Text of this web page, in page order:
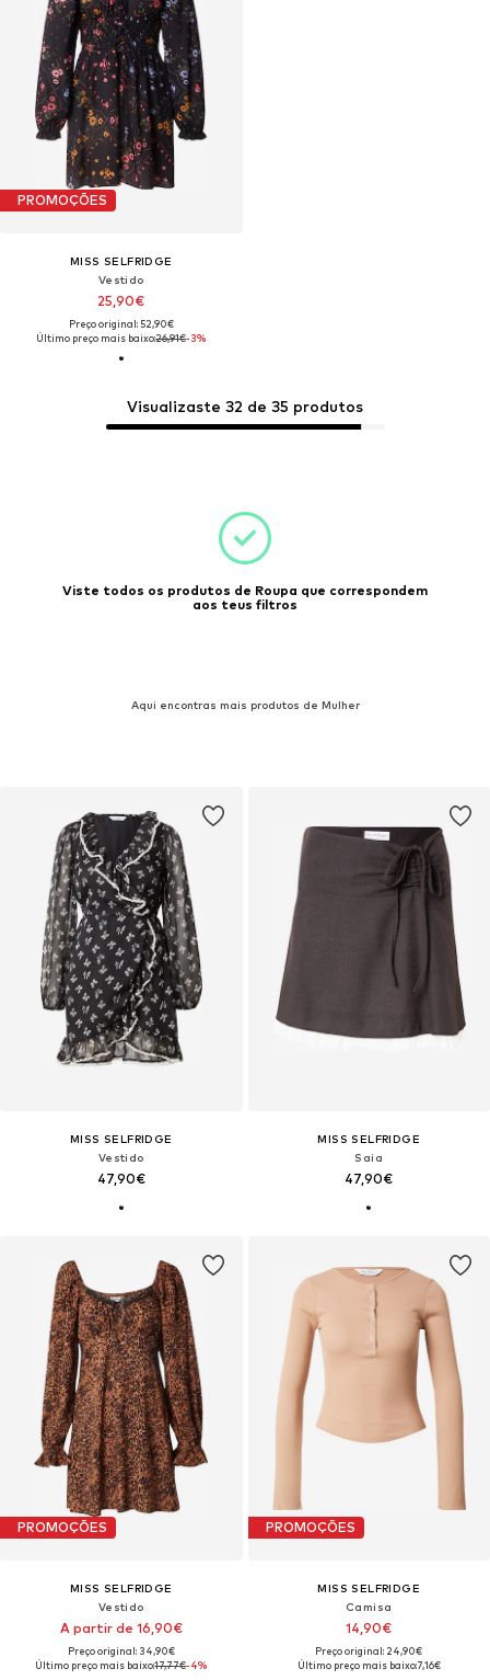
PROMOÇÕES
MISS SELFRIDGE
Vestido
25,90€
Preço original: 52,90€
Último preço mais baixo:26,91€-3%
Visualizaste 32 de 35 produtos
Viste todos os produtos de Roupa que correspondem
aos teus filtros
Aqui encontras mais produtos de Mulher
MISS SELFRIDGE
Vestido
47,90€
MISS SELFRIDGE
Saia
47,90€
PROMOÇÕES
MISS SELFRIDGE
Vestido
A partir de 16,90€
Preço original: 34,90€
Último preço mais baixo:17,77€-4%
PROMOÇÕES
MISS SELFRIDGE
Camisa
14,90€
Preço original: 24,90€
Último preço mais baixo:7,16€